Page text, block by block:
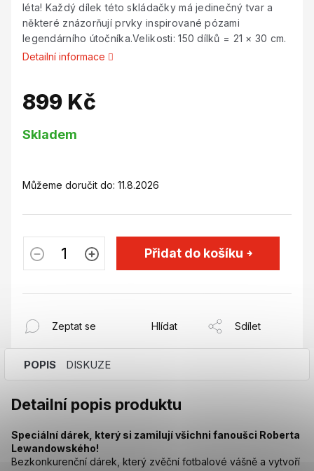
léta! Každý dílek této skládačky má jedinečný tvar a
některé znázorňují prvky inspirované pózami
legendárního útočníka.Velikosti: 150 dílků = 21 × 30 cm.
Detailní informace
899 Kč
cena:
Skladem
Můžeme doručit do: 11.8.2026
Přidat do košíku
Zeptat se Hlídat Sdílet
POPIS DISKUZE
Detailní popis produktu
Speciální dárek, který si zamilují všichni fanoušci Roberta
Lewandowského!
Bezkonkurenční dárek, který zvěční fotbalové vášně a vytvoří